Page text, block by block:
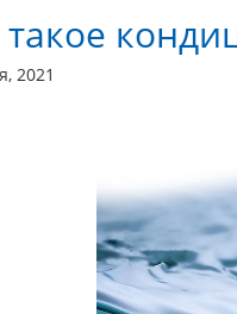
такое
2021